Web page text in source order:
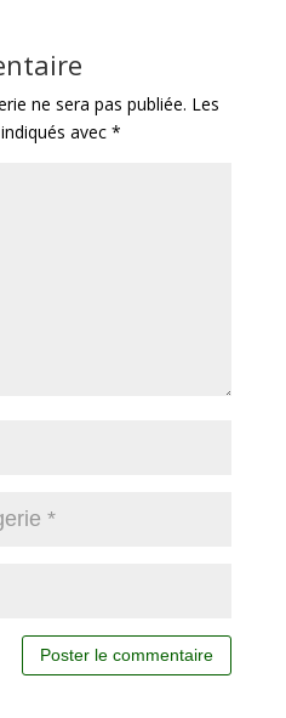
ne sera pas publiée. Les
avec *